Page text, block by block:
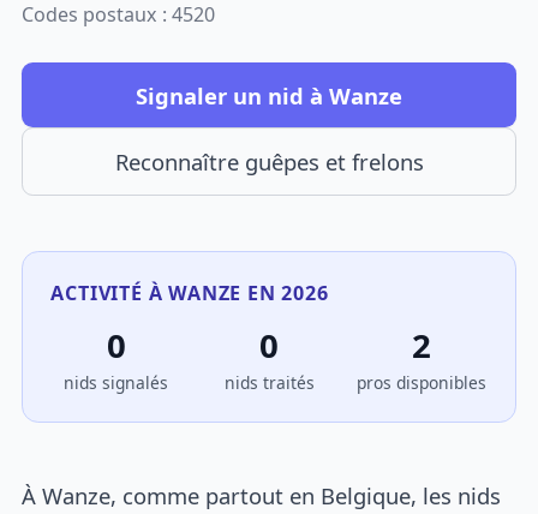
Codes postaux : 4520
Signaler un nid à Wanze
Reconnaître guêpes et frelons
ACTIVITÉ À WANZE EN 2026
0
nids signalés
0
nids traités
2
pros disponibles
À Wanze, comme partout en Belgique, les nids